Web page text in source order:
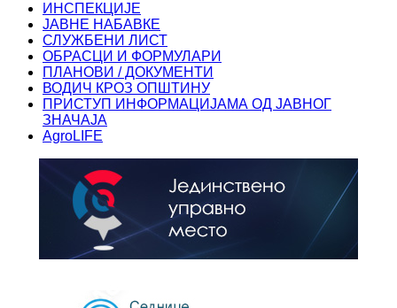
ИНСПЕКЦИЈЕ
ЈАВНЕ НАБАВКЕ
СЛУЖБЕНИ ЛИСТ
ОБРАСЦИ И ФОРМУЛАРИ
ПЛАНОВИ / ДОКУМЕНТИ
ВОДИЧ КРОЗ ОПШТИНУ
ПРИСТУП ИНФОРМАЦИЈАМА ОД ЈАВНОГ
ЗНАЧАЈА
AgroLIFE